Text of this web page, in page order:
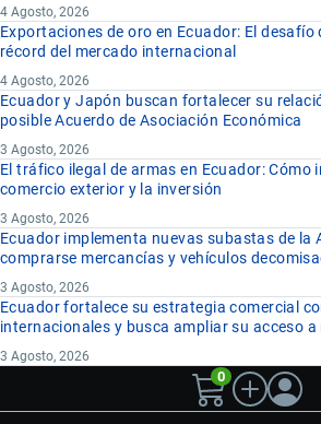
4 Agosto, 2026
Exportaciones de oro en Ecuador: El
récord del mercado internacional
4 Agosto, 2026
Ecuador y Japón buscan fortalecer su
posible Acuerdo de Asociación Económica
3 Agosto, 2026
El tráfico ilegal de armas en Ecuador: Cómo
comercio exterior y la inversión
3 Agosto, 2026
Ecuador implementa nuevas subastas de la
comprarse mercancías y vehículos
3 Agosto, 2026
Ecuador fortalece su estrategia comercial
internacionales y busca ampliar su acceso a
3 Agosto, 2026
0